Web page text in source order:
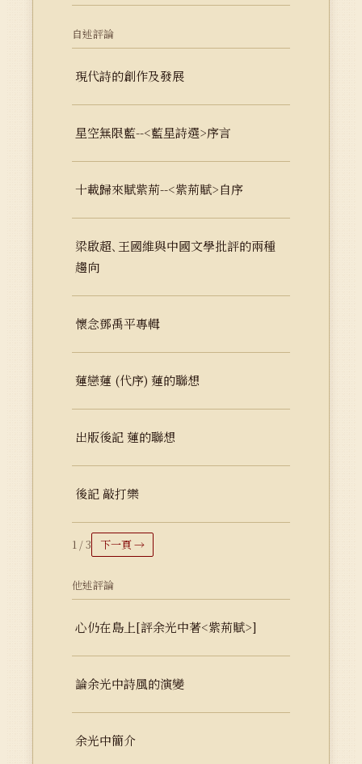
自述評論
現代詩的創作及發展
星空無限藍--<藍星詩選>序言
十載歸來賦紫荊--<紫荊賦>自序
梁啟超､王國維與中國文學批評的兩種
趨向
懷念鄧禹平專輯
蓮戀蓮 (代序) 蓮的聯想
出版後記 蓮的聯想
後記 敲打樂
1 / 3 下一頁 →
他述評論
心仍在島上[評余光中著<紫荊賦>]
論余光中詩風的演變
余光中簡介